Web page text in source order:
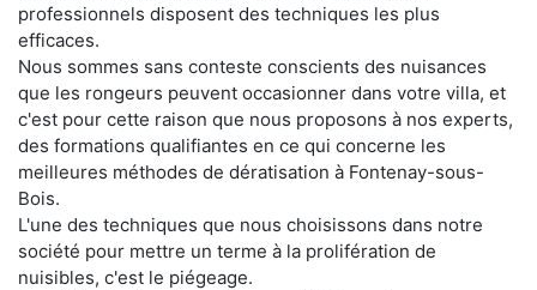
professionnels disposent des techniques les plus
efficaces.
Nous sommes sans conteste conscients des nuisances
que les rongeurs peuvent occasionner dans votre villa, et
c'est pour cette raison que nous proposons à nos experts,
des formations qualifiantes en ce qui concerne les
meilleures méthodes de dératisation à Fontenay-sous-
Bois.
L'une des techniques que nous choisissons dans notre
société pour mettre un terme à la prolifération de
nuisibles, c'est le piégeage.